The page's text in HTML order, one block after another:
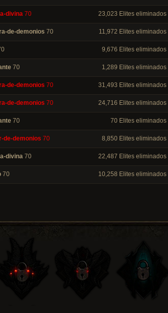
divina 70 23,023 Elites eliminados
de-demonios 70 11,972 Elites eliminados
9,676 Elites eliminados
70 1,289 Elites eliminados
de-demonios 70 31,493 Elites eliminados
de-demonios 70 24,716 Elites eliminados
70 70 Elites eliminados
de-demonios 70 8,850 Elites eliminados
divina 70 22,487 Elites eliminados
70 10,258 Elites eliminados